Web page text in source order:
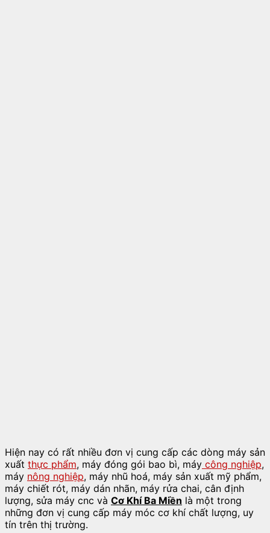
Hiện nay có rất nhiều đơn vị cung cấp các dòng máy sản
xuất thực phẩm, máy đóng gói bao bì, máy công nghiệp,
máy nông nghiệp, máy nhũ hoá, máy sản xuất mỹ phẩm,
máy chiết rót, máy dán nhãn, máy rửa chai, cân định
lượng, sửa máy cnc và Cơ Khí Ba Miền là một trong
những đơn vị cung cấp máy móc cơ khí chất lượng, uy
tín trên thị trường.